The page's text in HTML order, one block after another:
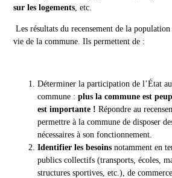
sur les logements , etc.
Les résultats du recensement de la
vie de la commune. Ils permettent de :
Déterminer la participation de l’État
commune :plus la commune est
est importante ! Répondre au
permettre à la commune de disposer
nécessaires à son fonctionnement.
Identifier les besoins notamment en
publics collectifs (transports, écoles,
structures sportives, etc.), de